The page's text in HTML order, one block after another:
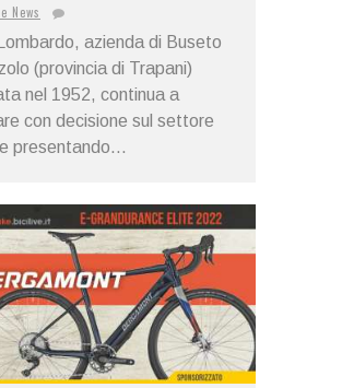
News
azienda di Buseto
(provincia di Trapani)
nel 1952, continua a
con decisione sul settore
presentando...